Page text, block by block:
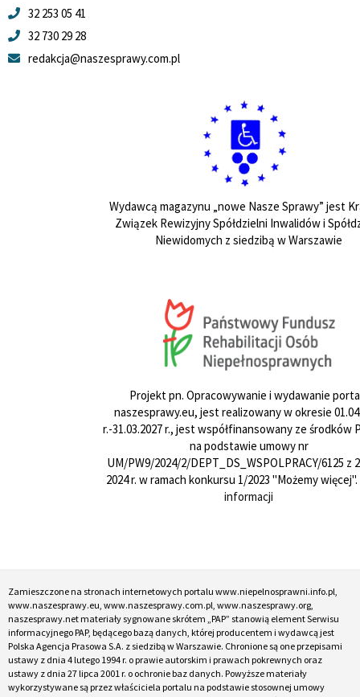
32 253 05 41
32 730 29 28
redakcja@naszesprawy.com.pl
Wydawcą magazynu „nowe Nasze Sprawy” jest
Związek Rewizyjny Spółdzielni Inwalidów i
Niewidomych z siedzibą w Warszawie
Projekt pn. Opracowywanie i wydawanie
naszesprawy.eu, jest realizowany w okresie
r.-31.03.2027 r., jest współfinansowany ze środków
na podstawie umowy nr
UM/PW9/2024/2/DEPT_DS_WSPOLPRACY/6125 z
2024 r. w ramach konkursu 1/2023 "Możemy więcej".
informacji
Zamieszczone na stronach internetowych portalu www.niepelnosprawni.info.pl,
www.naszesprawy.eu, www.naszesprawy.com.pl, www.naszesprawy.org,
naszesprawy.net materiały sygnowane skrótem „PAP” stanowią element Serwisu
informacyjnego PAP, będącego bazą danych, której producentem i wydawcą jest
Polska Agencja Prasowa S.A. z siedzibą w Warszawie. Chronione są one przepisami
ustawy z dnia 4 lutego 1994 r. o prawie autorskim i prawach pokrewnych oraz
ustawy z dnia 27 lipca 2001 r. o ochronie baz danych. Powyższe materiały
wykorzystywane są przez właściciela portalu na podstawie stosownej umowy